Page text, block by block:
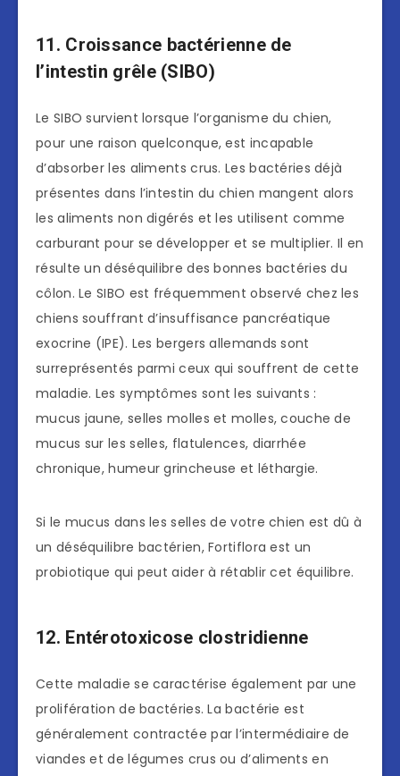
11. Croissance bactérienne de
l’intestin grêle (SIBO)
Le SIBO survient lorsque l’organisme du chien,
pour une raison quelconque, est incapable
d’absorber les aliments crus. Les bactéries déjà
présentes dans l’intestin du chien mangent alors
les aliments non digérés et les utilisent comme
carburant pour se développer et se multiplier. Il en
résulte un déséquilibre des bonnes bactéries du
côlon. Le SIBO est fréquemment observé chez les
chiens souffrant d’insuffisance pancréatique
exocrine (IPE). Les bergers allemands sont
surreprésentés parmi ceux qui souffrent de cette
maladie. Les symptômes sont les suivants :
mucus jaune, selles molles et molles, couche de
mucus sur les selles, flatulences, diarrhée
chronique, humeur grincheuse et léthargie.
Si le mucus dans les selles de votre chien est dû à
un déséquilibre bactérien, Fortiflora est un
probiotique qui peut aider à rétablir cet équilibre.
12. Entérotoxicose clostridienne
Cette maladie se caractérise également par une
prolifération de bactéries. La bactérie est
généralement contractée par l’intermédiaire de
viandes et de légumes crus ou d’aliments en